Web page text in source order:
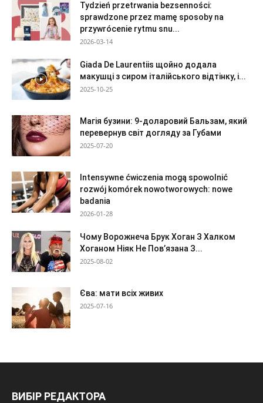
Tydzień przetrwania bezsenności:
sprawdzone przez mamę sposoby na
przywrócenie rytmu snu...
2026-03-14
Giada De Laurentiis щойно додала
макушці з сиром італійського відтінку, і...
2025-10-25
Магія бузини: 9-доларовий Бальзам, який
перевернув світ догляду за Губами
2025-07-20
Intensywne ćwiczenia mogą spowolnić
rozwój komórek nowotworowych: nowe
badania
2026-01-28
Чому Ворожнеча Брук Хоган З Халком
Хоганом Ніяк Не Пов’язана З...
2025-08-02
Єва: мати всіх живих
2025-07-16
ВИБІР РЕДАКТОРА